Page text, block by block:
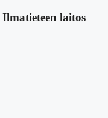
laitos